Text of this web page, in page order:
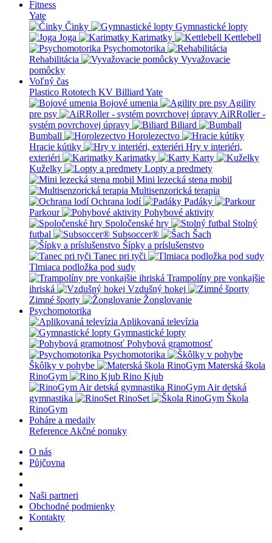
Fitness
Yate
Činky
Gymnastické lopty
Joga
Karimatky
Kettlebell
Psychomotorika
Rehabilitácia
Vyvažovacie
pomôcky
Voľný čas
Plastico Rototech KV Billiard Yate
Bojové umenia
Agility
pre psy
AiRRoller -
systém povrchovej úpravy
Biliard
Bumball
Horolezectvo
Hracie kútiky
Hry v interiéri,
exteriéri
Karimatky
Karty
Kuželky
Lopty a predmety
Mini lezecká stena mobil
Multisenzorická terapia
Ochrana lodí
Padáky
Parkour
Pohybové aktivity
Spoločenské hry
Stolný
futbal
Subsoccer®
Šach
Šípky a príslušenstvo
Tanec pri tyči
Tlmiaca podložka pod sudy
Trampolíny pre vonkajšie
ihriská
Vzdušný hokej
Zimné športy
Žonglovanie
Psychomotorika
Aplikovaná televízia
Gymnastické lopty
Pohybová gramotnosť
Psychomotorika
Škôlky v pohybe
Materská škola
RinoGym
Rino Kjub
RinoGym Air detská
gymnastika
RinoSet
Škola
RinoGym
Poháre a medaily
Reference Akčné ponuky
O nás
Půjčovna
Naši partneri
Obchodné podmienky
Kontakty